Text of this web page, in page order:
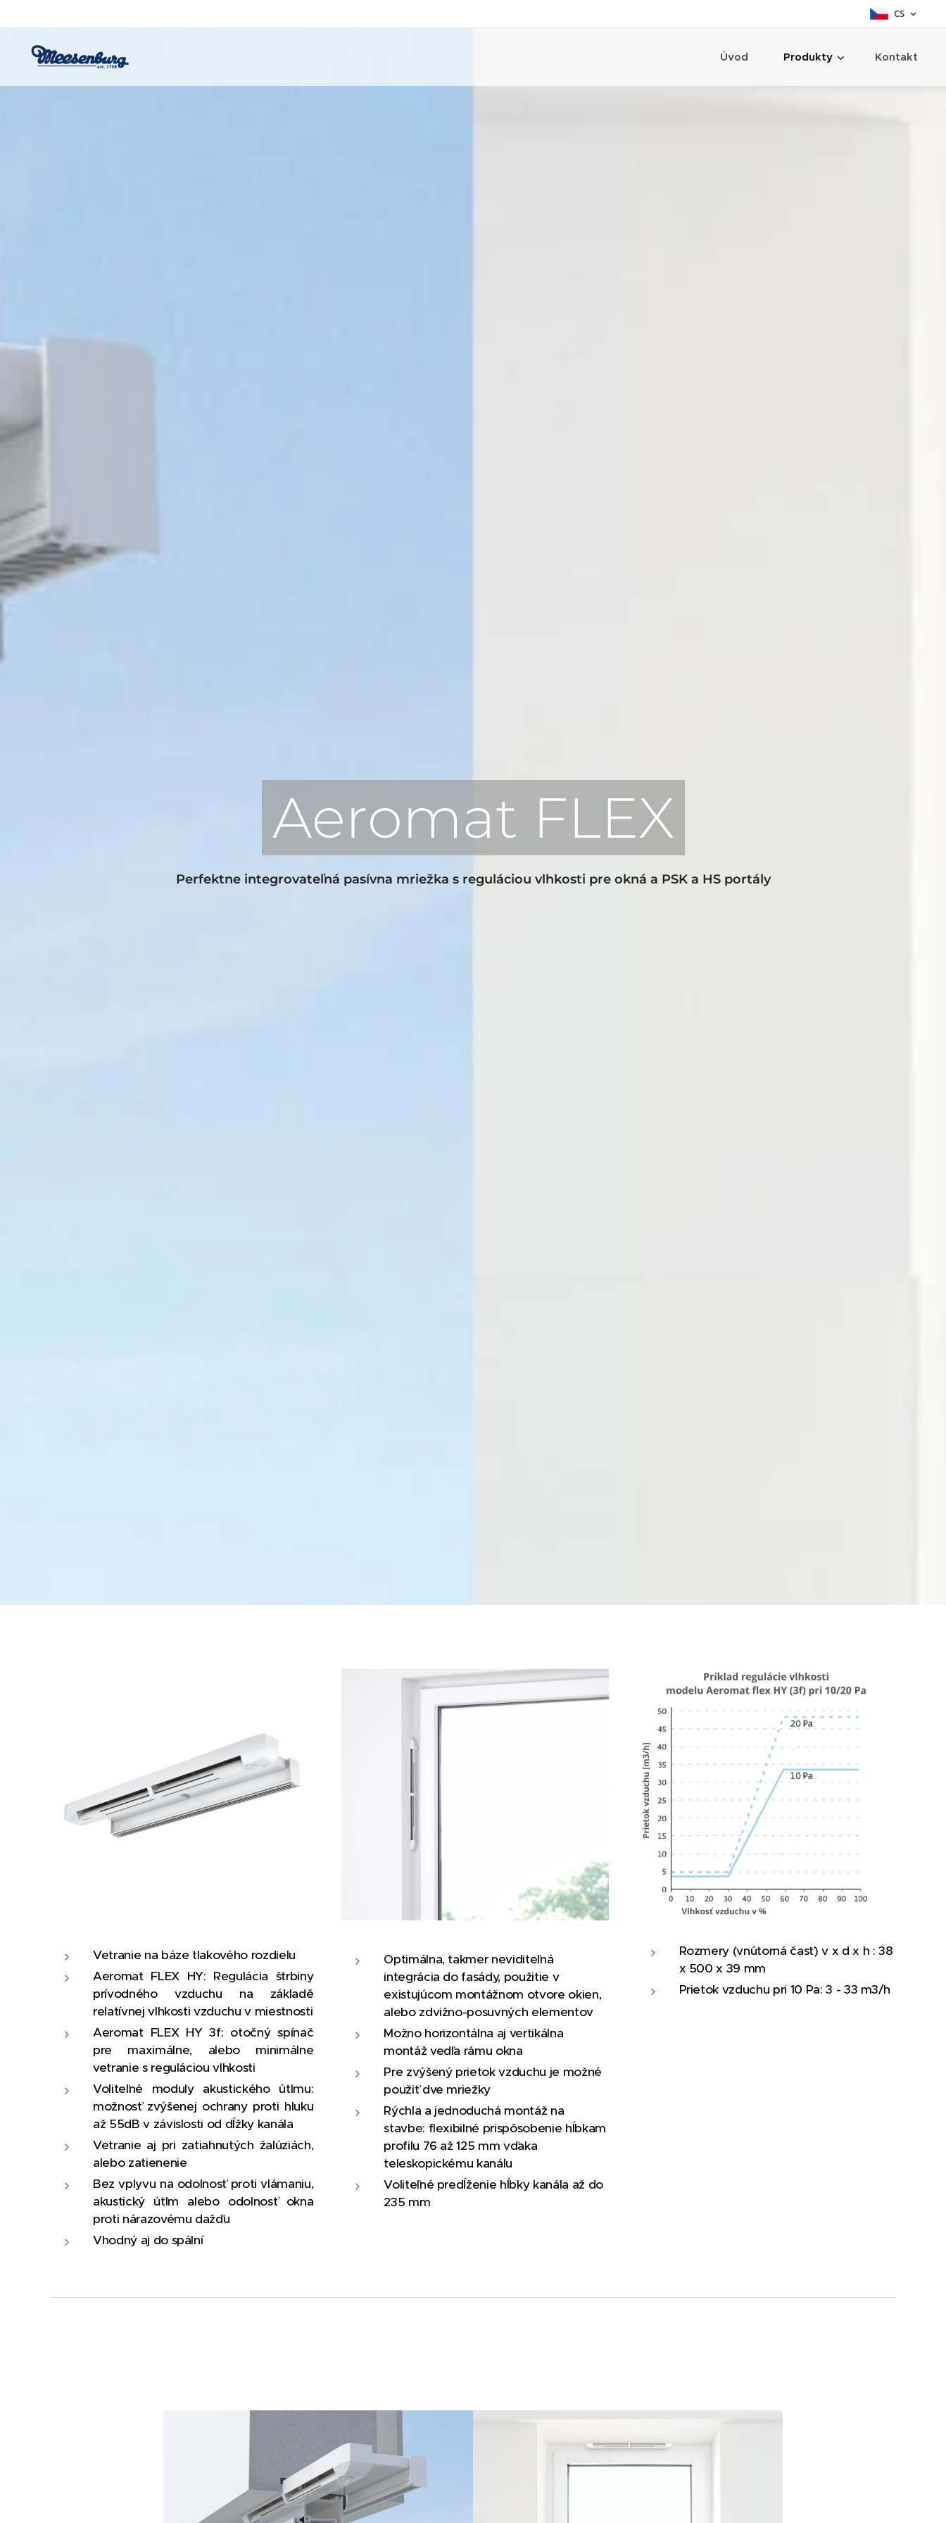
CS
Úvod Produkty Kontakt
Aeromat FLEX
Perfektne integrovateľná pasívna mriežka s reguláciou vlhkosti pre okná a PSK a HS portály
Vetranie na báze tlakového rozdielu
Aeromat FLEX HY: Regulácia štrbiny
prívodného vzduchu na základě
relatívnej vlhkosti vzduchu v miestnosti
Aeromat FLEX HY 3f: otočný spínač
pre maximálne, alebo minimálne
vetranie s reguláciou vlhkosti
Voliteľné moduly akustického útlmu:
možnosť zvýšenej ochrany proti hluku
až 55dB v závislosti od dĺžky kanála
Vetranie aj pri zatiahnutých žalúziách,
alebo zatienenie
Bez vplyvu na odolnosť proti vlámaniu,
akustický útlm alebo odolnosť okna
proti nárazovému dažďu
Vhodný aj do spální
Optimálna, takmer neviditeľná
integrácia do fasády, použitie v
existujúcom montážnom otvore okien,
alebo zdvižno-posuvných elementov
Možno horizontálna aj vertikálna
montáž vedľa rámu okna
Pre zvýšený prietok vzduchu je možné
použiť dve mriežky
Rýchla a jednoduchá montáž na
stavbe: flexibilné prispôsobenie hĺbkam
profilu 76 až 125 mm vďaka
teleskopickému kanálu
Voliteľné predĺženie hĺbky kanála až do
235 mm
Rozmery (vnútorná časť) v x d x h : 38
x 500 x 39 mm
Prietok vzduchu pri 10 Pa: 3 - 33 m3/h